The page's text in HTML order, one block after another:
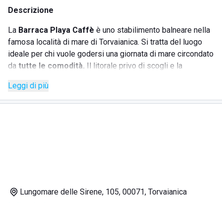
Descrizione
La Barraca Playa Caffè è uno stabilimento balneare nella
famosa località di mare di Torvaianica. Si tratta del luogo
ideale per chi vuole godersi una giornata di mare circondato
da tutte le comodità. Il litorale privo di scogli e la
perfetto anche per le famiglie!
Leggi di più
Lungomare delle Sirene, 105, 00071, Torvaianica